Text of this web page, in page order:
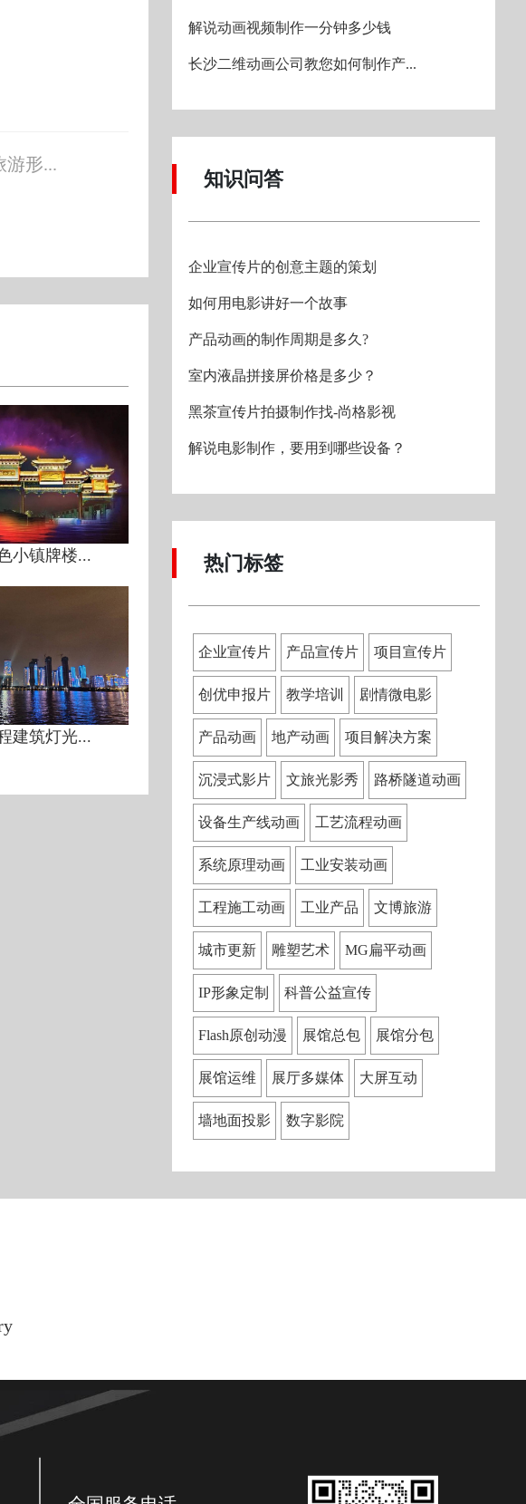
游形...
小镇牌楼...
建筑灯光...
解说动画视频制作一分钟多少钱
长沙二维动画公司教您如何制作产...
知识问答
企业宣传片的创意主题的策划
如何用电影讲好一个故事
产品动画的制作周期是多久?
室内液晶拼接屏价格是多少？
黑茶宣传片拍摄制作找-尚格影视
解说电影制作，要用到哪些设备？
热门标签
企业宣传片 产品宣传片 项目宣传片
创优申报片 教学培训 剧情微电影
产品动画 地产动画 项目解决方案
沉浸式影片 文旅光影秀 路桥隧道动画
设备生产线动画 工艺流程动画
系统原理动画 工业安装动画
工程施工动画 工业产品 文博旅游
城市更新 雕塑艺术 MG扁平动画
IP形象定制 科普公益宣传
Flash原创动漫 展馆总包 展馆分包
展馆运维 展厅多媒体 大屏互动
墙地面投影 数字影院